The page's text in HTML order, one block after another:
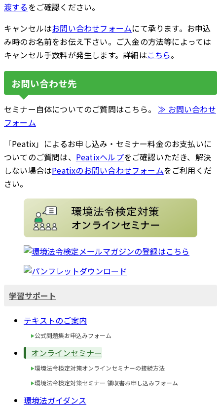
渡するをご確認ください。
キャンセルはお問い合わせフォームにて承ります。お申込
み時のお名前をお伝え下さい。ご入金の方法等によっては
キャンセル手数料が発生します。詳細はこちら。
お問い合わせ先
セミナー自体についてのご質問はこちら。 ≫ お問い合わせ
フォーム
「Peatix」によるお申し込み・セミナー料金のお支払いに
ついてのご質問は、 Peatixヘルプをご確認いただき、解決
しない場合はPeatixのお問い合わせフォームをご利用くだ
さい。
学習サポート
テキストのご案内
公式問題集お申込みフォーム
オンラインセミナー
環境法令検定対策オンラインセミナーの接続方法
環境法令検定対策セミナー 領収書お申し込みフォーム
環境法ガイダンス